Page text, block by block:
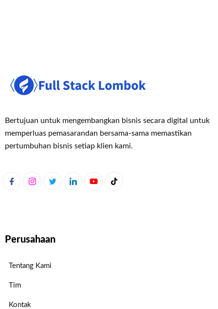
Bertujuan untuk mengembangkan bisnis secara digital untuk
memperluas pemasarandan bersama-sama memastikan
pertumbuhan bisnis setiap klien kami.
Perusahaan
Tentang Kami
Tim
Kontak